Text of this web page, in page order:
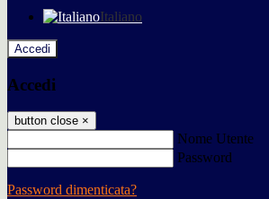
Italiano
Accedi
Accedi
button close ×
Nome Utente
Password
Password dimenticata?